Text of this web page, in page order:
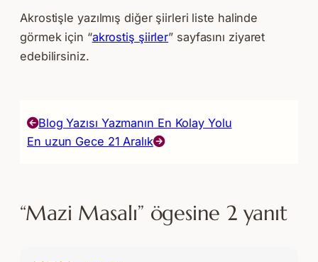
Akrostişle yazılmış diğer şiirleri liste halinde
görmek için “akrostiş şiirler” sayfasını ziyaret
edebilirsiniz.
Blog Yazısı Yazmanın En Kolay Yolu
En uzun Gece 21 Aralık
“Mazi Masalı” ögesine 2 yanıt